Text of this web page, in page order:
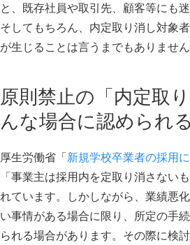
と、既存社員や取引先、顧客等にも
そしてもちろん、内定取り消し対象
が生じることは言うまでもありません
原則禁止の「内定取
んな場合に認められ
厚生労働省「新規学校卒業者の採用
「事業主は採用内を定取り消さない
れています。しかしながら、業績悪
い事情がある場合に限り、所定の手
られる場合があります。その際に検